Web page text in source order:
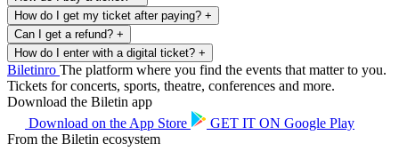
How do I get my ticket after paying? +
Can I get a refund? +
How do I enter with a digital ticket? +
Biletinro The platform where you find the events that matter to you.
Tickets for concerts, sports, theatre, conferences and more.
Download the Biletin app
Download on the App Store GET IT ON Google Play
From the Biletin ecosystem